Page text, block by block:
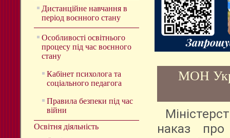
Дистанційне навчання в
період воєнного стану
Особливості освітнього
процесу під час воєнного
стану
Кабінет психолога та
соціального педагога
Правила безпеки під час
війни
Освітня діяльність
МОН
наказ